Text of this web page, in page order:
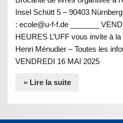
Insel Schütt 5 – 90403
: ecole@u-f-f.de _______
HEURES L’UFF vous invite à
Henri Ménudier – Toutes les
VENDREDI 16 MAI 2025
» Lire la suite